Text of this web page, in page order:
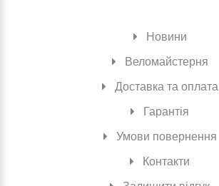
Новини
Веломайстерня
Доставка та оплата
Гарантія
Умови повернення
Контакти